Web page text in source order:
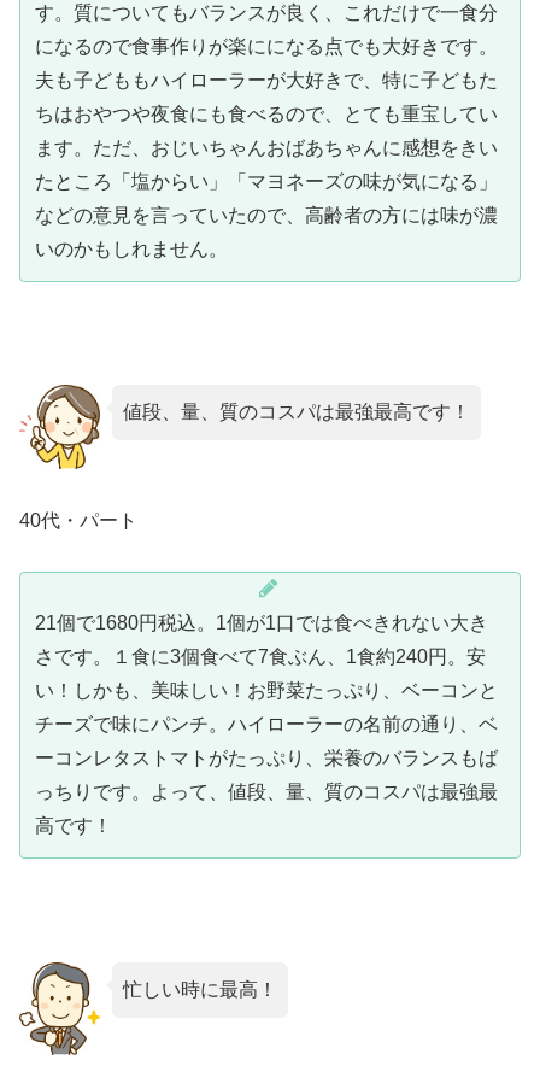
す。質についてもバランスが良く、これだけで一食分
になるので食事作りが楽にになる点でも大好きです。
夫も子どももハイローラーが大好きで、特に子どもた
ちはおやつや夜食にも食べるので、とても重宝してい
ます。ただ、おじいちゃんおばあちゃんに感想をきい
たところ「塩からい」「マヨネーズの味が気になる」
などの意見を言っていたので、高齢者の方には味が濃
いのかもしれません。
値段、量、質のコスパは最強最高です！
40代・パート
21個で1680円税込。1個が1口では食べきれない大き
さです。１食に3個食べて7食ぶん、1食約240円。安
い！しかも、美味しい！お野菜たっぷり、ベーコンと
チーズで味にパンチ。ハイローラーの名前の通り、ベ
ーコンレタストマトがたっぷり、栄養のバランスもば
っちりです。よって、値段、量、質のコスパは最強最
高です！
忙しい時に最高！